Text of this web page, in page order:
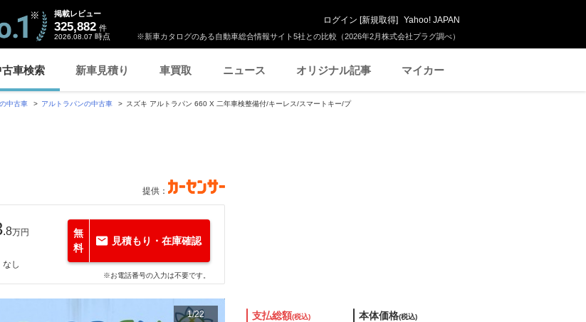
※新車カタログのある自動車総合情報サイト5社との比較（2026年2月株式会社プラグ調べ）
掲載レビュー
325,882 件
2026.08.07 時点
ログイン [新規取得] Yahoo! JAPAN
古車検索 新車見積り 車買取 ニュース オリジナル記事 マイカー
中古車 アルトラパンの中古車 スズキ アルトラパン 660 X 二年車検整備付/キーレス/スマートキー/プ
提供：
.8万円
なし
無
料
見積もり・在庫確認
※お電話番号の入力は不要です。
1/22 支払総額(税込) 本体価格(税込)